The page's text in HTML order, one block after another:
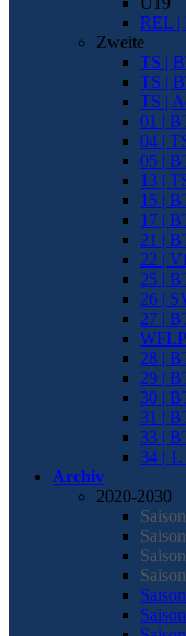
REL |
Zweite
TS |
TS |
TS |
01 |
04 |
05 |
13 |
15 |
17 |
21 |
22 |
25 |
26 |
27 |
28 |
29 |
30 |
31 |
33 |
34 |
Archiv
2020-2030